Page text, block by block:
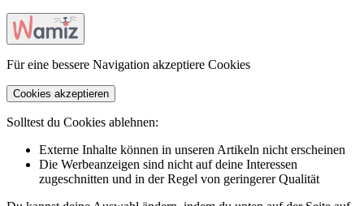
Für eine bessere Navigation akzeptiere Cookies
Cookies akzeptieren
Solltest du Cookies ablehnen:
Externe Inhalte können in unseren Artikeln nicht erscheinen
Die Werbeanzeigen sind nicht auf deine Interessen
zugeschnitten und in der Regel von geringerer Qualität